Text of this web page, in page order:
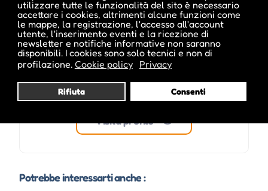
utilizzare tutte le funzionalità del sito è necessario
accettare i cookies, altrimenti alcune funzioni come
le mappe, la registrazione, l'accesso all'account
utente, l'inserimento eventi e la ricezione di
newsletter e notifiche informative non saranno
disponibili. I cookies sono solo tecnici e non di
profilazione. Cookie policy Privacy
Rifiuta Consenti
Visita profilo
Potrebbe interessarti anche :